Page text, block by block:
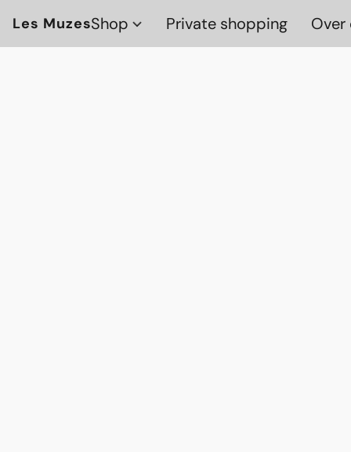
Les MuzesShop Private shopping Over